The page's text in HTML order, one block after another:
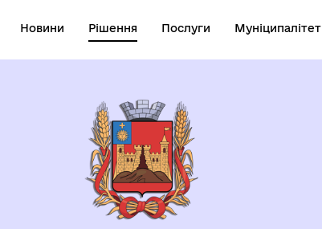
Новини Рішення Послуги Муніципалітет